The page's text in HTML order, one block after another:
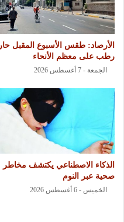
الأرصاد: طقس الأسبوع المقبل حار
رطب على معظم الأنحاء
الجمعة - 7 أغسطس 2026
الذكاء الاصطناعي يكتشف مخاطر
صحية عبر النوم
الخميس - 6 أغسطس 2026